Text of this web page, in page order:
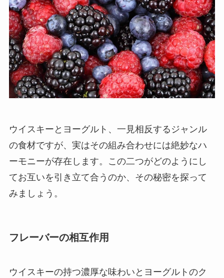
ウイスキーとヨーグルト、一見相反するジャンル
の食材ですが、実はその組み合わせには絶妙なハ
ーモニーが存在します。この二つがどのようにし
てお互いを引き立て合うのか、その秘密を探って
みましょう。
フレーバーの相互作用
ウイスキーの持つ濃厚な味わいとヨーグルトのク